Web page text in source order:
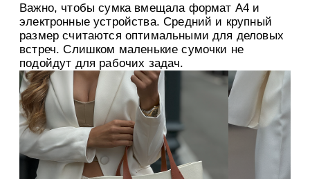
Важно, чтобы сумка вмещала формат А4 и
электронные устройства. Средний и крупный
размер считаются оптимальными для деловых
встреч. Слишком маленькие сумочки не
подойдут для рабочих задач.